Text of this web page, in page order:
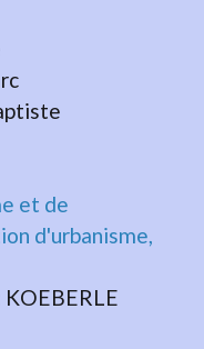
et de
d'urbanisme,